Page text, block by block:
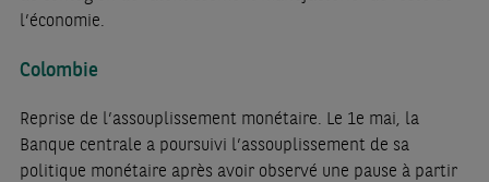
l’économie.
Colombie
Reprise de l’assouplissement monétaire. Le 1e mai, la
Banque centrale a poursuivi l’assouplissement de sa
politique monétaire après avoir observé une pause à partir